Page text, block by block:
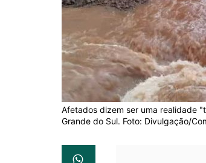
Afetados dizem ser uma realidade
Grande do Sul. Foto: Divulgação/